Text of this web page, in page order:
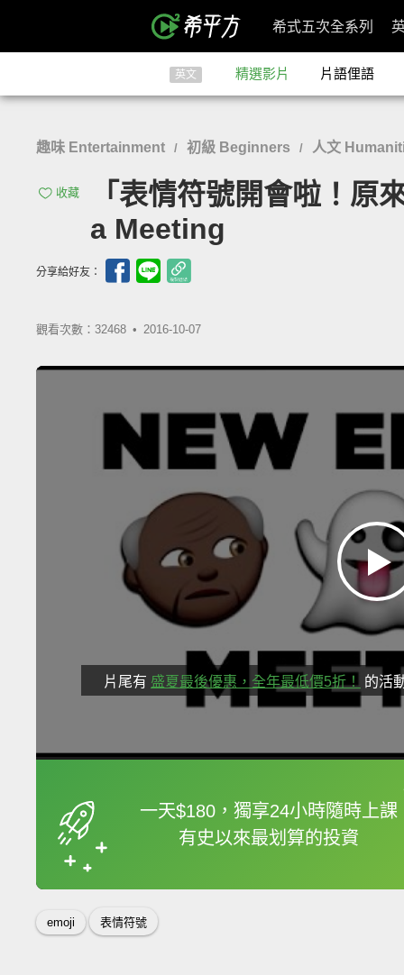
希式五次全系列
英文 精選影片 片語俚語
趣味 Entertainment / 初級 Beginners / 人文
收藏
「表情符號開會啦！
a Meeting
分享給好友：
觀看次數：32468 • 2016-10-07
片尾有 盛夏最後優惠，全年最低價5折！ 的活
一天$180，獨享24小時隨時上課
有史以來最划算的投資
框選或點兩下字幕可
emoji 表情符號